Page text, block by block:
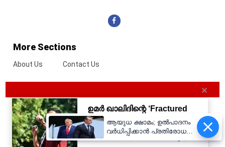
More Sections
About Us Contact Us
ആയുധ ക്ഷാമം; ഉൽപാദനം
വർധിപ്പിക്കാൻ പ്രതിരോധ
കമ്പനികളോട് ട്രംപ്